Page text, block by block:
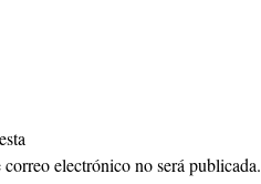
electrónico no será publicada.